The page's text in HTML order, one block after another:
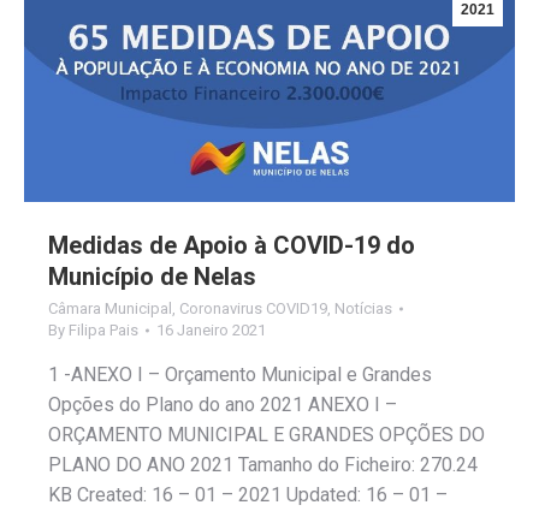
2021
Medidas de Apoio à COVID-19 do
Município de Nelas
Câmara Municipal Coronavirus COVID19 Notícias
By Filipa Pais 16 Janeiro 2021
1 -ANEXO I – Orçamento Municipal e Grandes
Opções do Plano do ano 2021 ANEXO I –
ORÇAMENTO MUNICIPAL E GRANDES OPÇÕES DO
PLANO DO ANO 2021 Tamanho do Ficheiro: 270.24
KB Created: 16 – 01 – 2021 Updated: 16 – 01 –